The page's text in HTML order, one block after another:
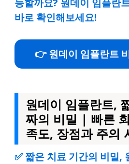
능할까요? 원데이 임플란
바로 확인해보세요!
👉 원데이 임플란트
원데이 임플란트,
짜의 비밀 | 빠른
족도, 장점과 주의
✅ 짧은 치료 기간의 비밀,